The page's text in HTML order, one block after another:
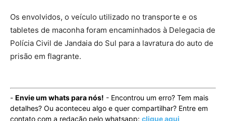
Os envolvidos, o veículo utilizado no transporte e os
tabletes de maconha foram encaminhados à Delegacia de
Polícia Civil de Jandaia do Sul para a lavratura do auto de
prisão em flagrante.
- Envie um whats para nós! - Encontrou um erro? Tem mais
detalhes? Ou aconteceu algo e quer compartilhar? Entre em
contato com a redação pelo whatsapp: clique aqui